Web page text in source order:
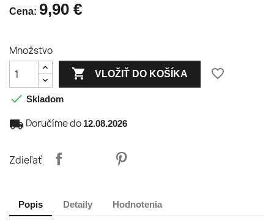
Cena: 9,90 €
Množstvo
 VLOŽIŤ DO KOŠÍKA
favorite_border
 Skladom
local_shipping Doručíme do 12.08.2026
Zdieľať
Popis Detaily Hodnotenia